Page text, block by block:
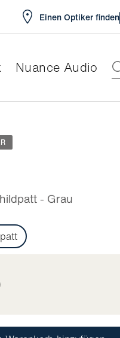
Einen Optiker finden
Nuance Audio
- Grau